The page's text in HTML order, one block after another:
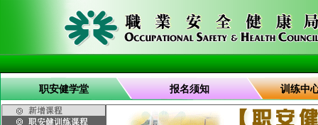
职安健学堂 报名须知 训练中